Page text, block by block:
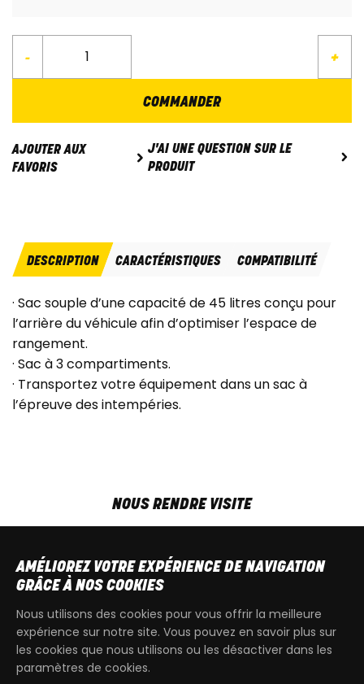
- +
COMMANDER
AJOUTER AUX
FAVORIS
J'AI UNE QUESTION SUR LE
PRODUIT
DESCRIPTION CARACTÉRISTIQUES COMPATIBILITÉ
· Sac souple d’une capacité de 45 litres conçu pour
l’arrière du véhicule afin d’optimiser l’espace de
rangement.
· Sac à 3 compartiments.
· Transportez votre équipement dans un sac à
l’épreuve des intempéries.
NOUS RENDRE VISITE
SAM9h00 - 13h30
T+32 64 700 970
AMÉLIOREZ VOTRE EXPÉRIENCE DE NAVIGATION
GRÂCE À NOS COOKIES
Nous utilisons des cookies pour vous offrir la meilleure
expérience sur notre site. Vous pouvez en savoir plus sur
les cookies que nous utilisons ou les désactiver dans les
paramètres de cookies.